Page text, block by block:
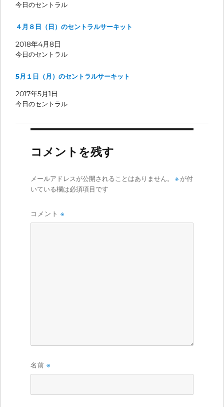
今日のセントラル
４月８日（日）のセントラルサーキット
2018年4月8日
今日のセントラル
5月１日（月）のセントラルサーキット
2017年5月1日
今日のセントラル
コメントを残す
メールアドレスが公開されることはありません。 ※が付
いている欄は必須項目です
コメント ※
名前 ※